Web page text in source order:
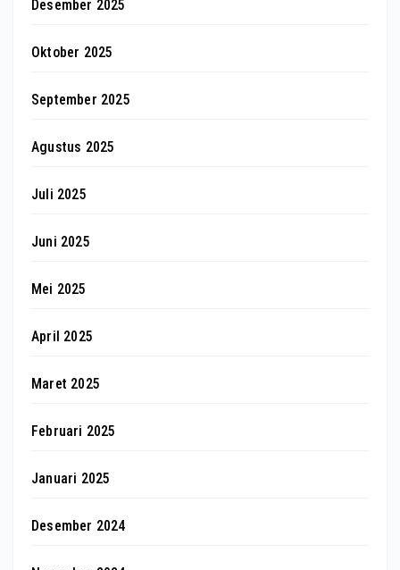
Desember 2025
Oktober 2025
September 2025
Agustus 2025
Juli 2025
Juni 2025
Mei 2025
April 2025
Maret 2025
Februari 2025
Januari 2025
Desember 2024